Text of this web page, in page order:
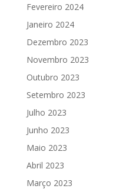
Fevereiro 2024
Janeiro 2024
Dezembro 2023
Novembro 2023
Outubro 2023
Setembro 2023
Julho 2023
Junho 2023
Maio 2023
Abril 2023
Março 2023